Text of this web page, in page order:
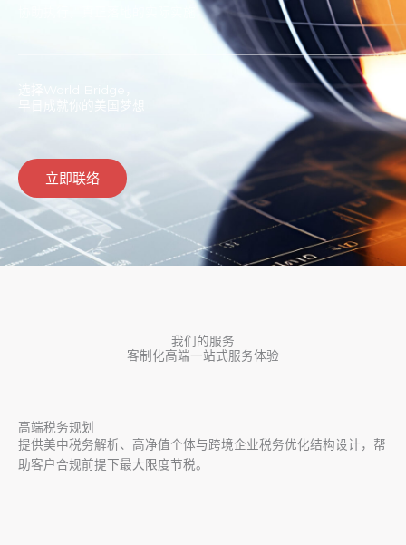
立即联络
我们的服务
客制化高端一站式服务体验
高端税务规划
提供美中税务解析、高净值个体与跨境企业税务优化结构设计，帮
助客户合规前提下最大限度节税。